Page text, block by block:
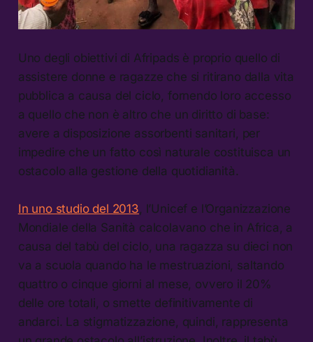
Uno degli obiettivi di Afripads è proprio quello di
assistere donne e ragazze che si ritirano dalla vita
pubblica a causa del ciclo, fornendo loro accesso
a quello che non è altro che un diritto di base:
avere a disposizione assorbenti sanitari, per
impedire che un fatto così naturale costituisca un
ostacolo alla gestione della quotidianità.
In uno studio del 2013, l’Unicef e l’Organizzazione
Mondiale della Sanità calcolavano che in Africa, a
causa del tabù del ciclo, una ragazza su dieci non
va a scuola quando ha le mestruazioni, saltando
quattro o cinque giorni al mese, ovvero il 20%
delle ore totali, o smette definitivamente di
andarci. La stigmatizzazione, quindi, rappresenta